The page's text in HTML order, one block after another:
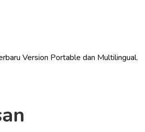
Version Portable dan Multilingual.